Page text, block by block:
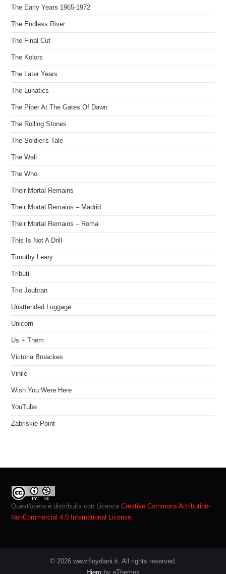
The Early Years 1965-1972
The Endless River
The Final Cut
The Kolors
The Later Years
The Lunatics
The Piper At The Gates Of Dawn
The Rolling Stones
The Soldier's Tale
The Wall
The Who
Their Mortal Remains
Their Mortal Remains – Madrid
Their Mortal Remains – Roma
This Is Not A Drill
Timothy Leary
Tributi
Trio Joubran
Unattended Luggage
Unicorn
Us + Them
Victoria Broackes
Vinile
Wish You Were Here
YouTube
Zabriskie Point
Quest'opera è distribuita con LicenzaCreative Commons Attribution-
NonCommercial 4.0 International License.
© 2026 www.floydiani.it. All rights reserved.
Hiero by aThemes